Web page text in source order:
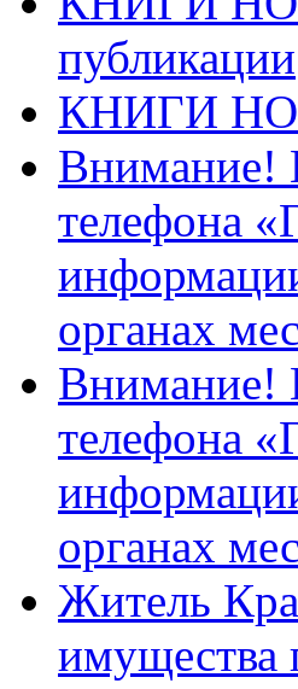
публикации
КНИГИ
Внимание!
телефона
органах
Внимание!
телефона
органах
Житель
имущества